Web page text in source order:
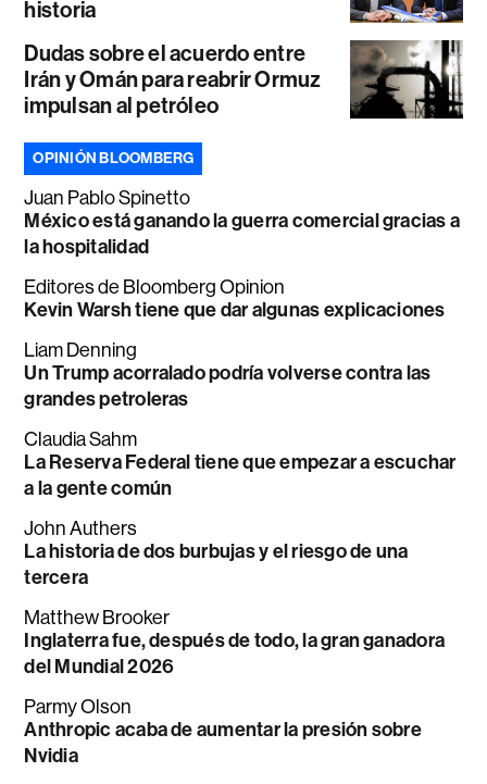
historia
Dudas sobre el acuerdo entre
Irán y Omán para reabrir Ormuz
impulsan al petróleo
OPINIÓN BLOOMBERG
Juan Pablo Spinetto
México está ganando la guerra comercial gracias a
la hospitalidad
Editores de Bloomberg Opinion
Kevin Warsh tiene que dar algunas explicaciones
Liam Denning
Un Trump acorralado podría volverse contra las
grandes petroleras
Claudia Sahm
La Reserva Federal tiene que empezar a escuchar
a la gente común
John Authers
La historia de dos burbujas y el riesgo de una
tercera
Matthew Brooker
Inglaterra fue, después de todo, la gran ganadora
del Mundial 2026
Parmy Olson
Anthropic acaba de aumentar la presión sobre
Nvidia